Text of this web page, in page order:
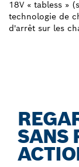
18V « tabless »
technologie de
d'arrêt sur les
SANS